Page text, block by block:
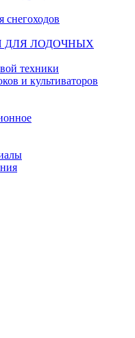
снегоходов
ДЛЯ ЛОДОЧНЫХ
техники
и культиваторов